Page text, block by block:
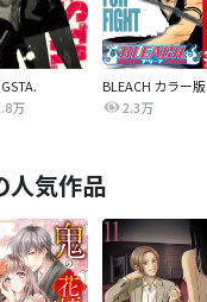
万
BLEACH カラー版
2.3万
人気作品